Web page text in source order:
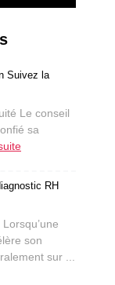
Suivez la
Le conseil
sa
RH
son
sur ...